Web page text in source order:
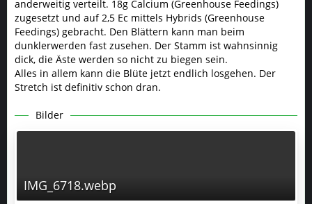
anderweitig verteilt. 18g Calcium (Greenhouse Feedings)
zugesetzt und auf 2,5 Ec mittels Hybrids (Greenhouse
Feedings) gebracht. Den Blättern kann man beim
dunklerwerden fast zusehen. Der Stamm ist wahnsinnig
dick, die Äste werden so nicht zu biegen sein.
Alles in allem kann die Blüte jetzt endlich losgehen. Der
Stretch ist definitiv schon dran.
Bilder
IMG_6718.webp